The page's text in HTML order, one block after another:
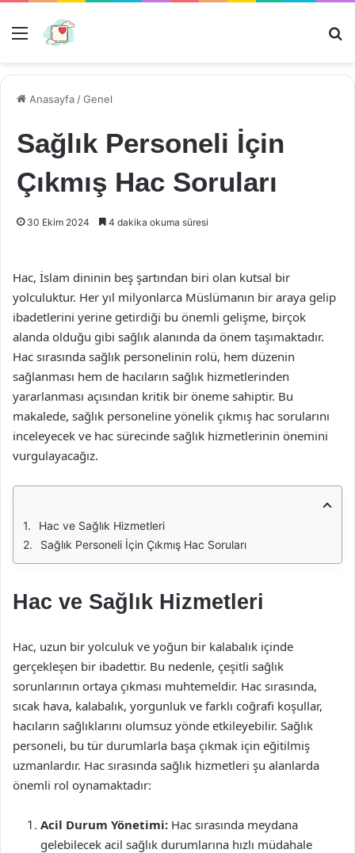
Menü
Anasayfa /Genel
Sağlık Personeli İçin
Çıkmış Hac Soruları
30 Ekim 2024 4 dakika okuma süresi
Hac, İslam dininin beş şartından biri olan kutsal bir
yolculuktur. Her yıl milyonlarca Müslümanın bir araya gelip
ibadetlerini yerine getirdiği bu önemli gelişme, birçok
alanda olduğu gibi sağlık alanında da önem taşımaktadır.
Hac sırasında sağlık personelinin rolü, hem düzenin
sağlanması hem de hacıların sağlık hizmetlerinden
yararlanması açısından kritik bir öneme sahiptir. Bu
makalede, sağlık personeline yönelik çıkmış hac sorularını
inceleyecek ve hac sürecinde sağlık hizmetlerinin önemini
vurgulayacağız.
Hac ve Sağlık Hizmetleri
Sağlık Personeli İçin Çıkmış Hac Soruları
Hac ve Sağlık Hizmetleri
Hac, uzun bir yolculuk ve yoğun bir kalabalık içinde
gerçekleşen bir ibadettir. Bu nedenle, çeşitli sağlık
sorunlarının ortaya çıkması muhtemeldir. Hac sırasında,
sıcak hava, kalabalık, yorgunluk ve farklı coğrafi koşullar,
hacıların sağlıklarını olumsuz yönde etkileyebilir. Sağlık
personeli, bu tür durumlarla başa çıkmak için eğitilmiş
uzmanlardır. Hac sırasında sağlık hizmetleri şu alanlarda
önemli rol oynamaktadır:
Acil Durum Yönetimi: Hac sırasında meydana
gelebilecek acil sağlık durumlarına hızlı müdahale